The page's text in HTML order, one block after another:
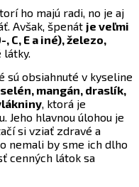
ho majú radi, no je aj
Avšak, špenát je veľmi
C, E a iné), železo,
látky.
sú obsiahnuté v kyseline
mangán, draslík,
, ktorá je
Jeho hlavnou úlohou je
si vziať zdravé a
nemali by sme ich dlho
cenných látok sa